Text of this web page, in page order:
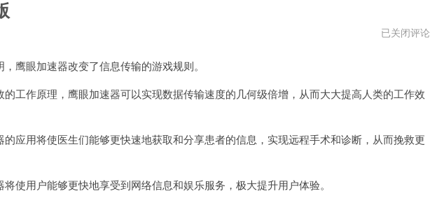
鹰
最
新
已关闭评论
眼加速器改变了信息传输的游戏规则。
工作原理，鹰眼加速器可以实现数据传输速度的几何级倍增，从而大大提高人类的工作效
应用将使医生们能够更快速地获取和分享患者的信息，实现远程手术和诊断，从而挽救更
用户能够更快地享受到网络信息和娱乐服务，极大提升用户体验。